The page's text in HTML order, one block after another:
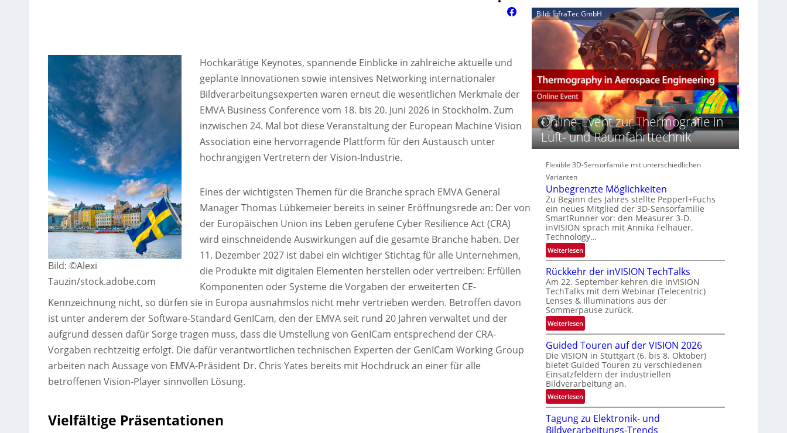
Bild: ©Alexi
Tauzin/stock.adobe.com
Hochkarätige Keynotes, spannende Einblicke in zahlreiche aktuelle und
geplante Innovationen sowie intensives Networking internationaler
Bildverarbeitungsexperten waren erneut die wesentlichen Merkmale der
EMVA Business Conference vom 18. bis 20. Juni 2026 in Stockholm. Zum
inzwischen 24. Mal bot diese Veranstaltung der European Machine Vision
Association eine hervorragende Plattform für den Austausch unter
hochrangigen Vertretern der Vision-Industrie.
Eines der wichtigsten Themen für die Branche sprach EMVA General
Manager Thomas Lübkemeier bereits in seiner Eröffnungsrede an: Der von
der Europäischen Union ins Leben gerufene Cyber Resilience Act (CRA)
wird einschneidende Auswirkungen auf die gesamte Branche haben. Der
11. Dezember 2027 ist dabei ein wichtiger Stichtag für alle Unternehmen,
die Produkte mit digitalen Elementen herstellen oder vertreiben: Erfüllen
Komponenten oder Systeme die Vorgaben der erweiterten CE-
Kennzeichnung nicht, so dürfen sie in Europa ausnahmslos nicht mehr vertrieben werden. Betroffen davon
ist unter anderem der Software-Standard GenICam, den der EMVA seit rund 20 Jahren verwaltet und der
aufgrund dessen dafür Sorge tragen muss, dass die Umstellung von GenICam entsprechend der CRA-
Vorgaben rechtzeitig erfolgt. Die dafür verantwortlichen technischen Experten der GenICam Working Group
arbeiten nach Aussage von EMVA-Präsident Dr. Chris Yates bereits mit Hochdruck an einer für alle
betroffenen Vision-Player sinnvollen Lösung.
Vielfältige Präsentationen
n
S
e
a
t
s
e
r
i
s
-
B
-
R
u
n
d
e
n
z
i
n
M
A
-
e
g
i
n
‚
H
y
e
r
s
p
e
c
t
r
a
e
w
s
‘
Bild: InfraTec GmbH
Online-Event zur Thermografie in
Luft- und Raumfahrttechnik
Flexible 3D-Sensorfamilie mit unterschiedlichen
Varianten
Unbegrenzte Möglichkeiten
Zu Beginn des Jahres stellte Pepperl+Fuchs
ein neues Mitglied der 3D-Sensorfamilie
SmartRunner vor: den Measurer 3-D.
inVISION sprach mit Annika Felhauer,
Technology…
Weiterlesen:
U
n
b
e
g
r
e
z
t
e
M
g
l
i
Rückkehr der inVISION TechTalks
Am 22. September kehren die inVISION
TechTalks mit dem Webinar (Telecentric)
Lenses & Illuminations aus der
Sommerpause zurück.
Weiterlesen:
R
ü
c
k
k
e
h
d
Guided Touren auf der VISION 2026
Die VISION in Stuttgart (6. bis 8. Oktober)
bietet Guided Touren zu verschiedenen
Einsatzfeldern der industriellen
Bildverarbeitung an.
Weiterlesen:
G
u
i
Tagung zu Elektronik- und
Bildverarbeitungs-Trends